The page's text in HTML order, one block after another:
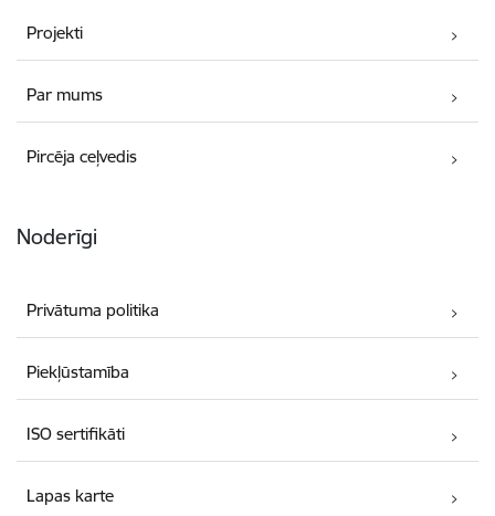
Projekti
Par mums
Pircēja ceļvedis
Noderīgi
Privātuma politika
Piekļūstamība
ISO sertifikāti
Lapas karte